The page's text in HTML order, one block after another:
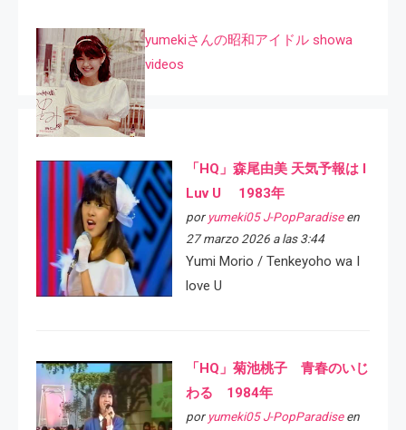
yumekiさんの昭和アイドル showa
videos
「HQ」森尾由美 天気予報は I
Luv U 1983年
por yumeki05 J-PopParadiseen
27 marzo 2026 a las 3:44
Yumi Morio / Tenkeyoho wa I
love U
「HQ」菊池桃子 青春のいじ
わる 1984年
por yumeki05 J-PopParadiseen